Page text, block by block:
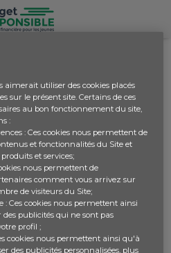
formateur ? Quel est son
formateur/enseignant est à
connexion à votre compte, il
supports enseignants et
aimerait utiliser des cookies placés
sur le présent site. Certains de ces
au bon fonctionnement du site,
:
: Ces cookies nous permettent de
et fonctionnalités du Site et
et services;
nous permettent de
comment vous arrivez sur
de visiteurs du Site;
: Ces cookies nous permettent ainsi
publicités qui ne sont pas
profil ;
cookies nous permettent ainsi qu'à
des publicités personnalisées, plus